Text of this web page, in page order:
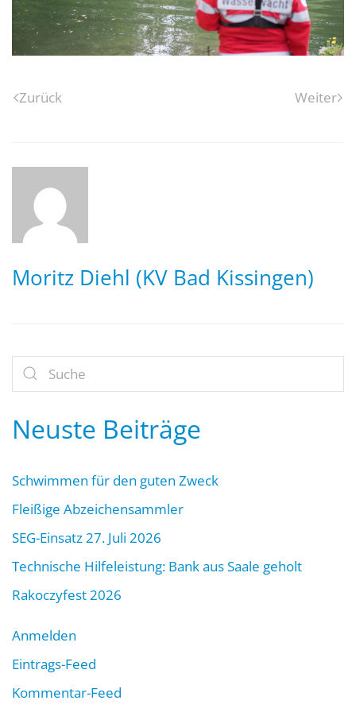
Zurück Weiter
Moritz Diehl (KV Bad Kissingen)
Neuste Beiträge
Schwimmen für den guten Zweck
Fleißige Abzeichensammler
SEG-Einsatz 27. Juli 2026
Technische Hilfeleistung: Bank aus Saale geholt
Rakoczyfest 2026
Anmelden
Eintrags-Feed
Kommentar-Feed